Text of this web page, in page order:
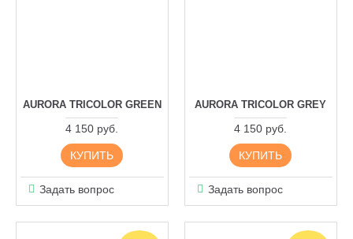
AURORA TRICOLOR GREEN
4 150 руб.
КУПИТЬ
Задать вопрос
AURORA TRICOLOR GREY
4 150 руб.
КУПИТЬ
Задать вопрос